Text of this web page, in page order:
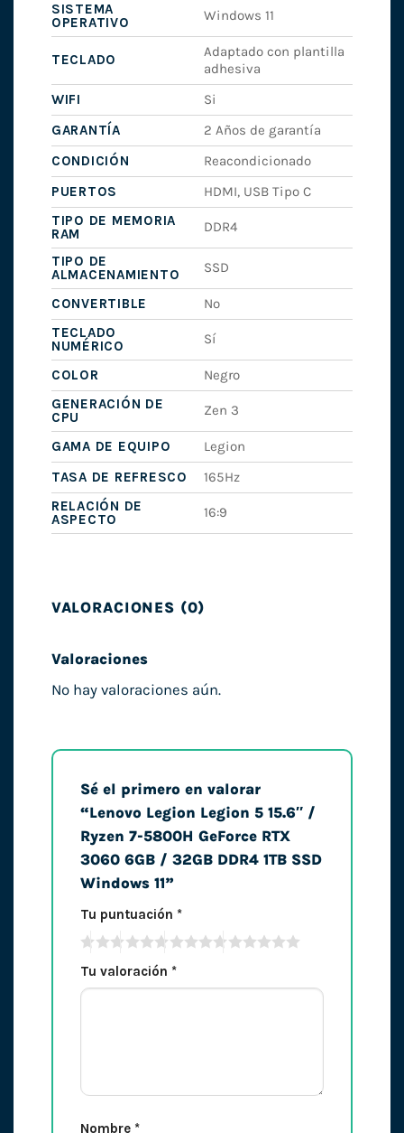
SISTEMA
OPERATIVO
Windows 11
TECLADO
Adaptado con plantilla
adhesiva
WIFI
Si
GARANTÍA
2 Años de garantía
CONDICIÓN
Reacondicionado
PUERTOS
HDMI, USB Tipo C
TIPO DE MEMORIA
RAM
DDR4
TIPO DE
ALMACENAMIENTO
SSD
CONVERTIBLE
No
TECLADO
NUMÉRICO
Sí
COLOR
Negro
GENERACIÓN DE
CPU
Zen 3
GAMA DE EQUIPO
Legion
TASA DE REFRESCO
165Hz
RELACIÓN DE
ASPECTO
16:9
VALORACIONES (0)
Valoraciones
No hay valoraciones aún.
Sé el primero en valorar
“Lenovo Legion Legion 5 15.6″ /
Ryzen 7-5800H GeForce RTX
3060 6GB / 32GB DDR4 1TB SSD
Windows 11”
Tu puntuación *
Tu valoración *
Nombre *